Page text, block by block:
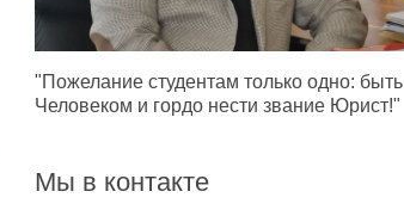
"Пожелание студентам только одно: быть
Человеком и гордо нести звание Юрист!"
Мы в контакте